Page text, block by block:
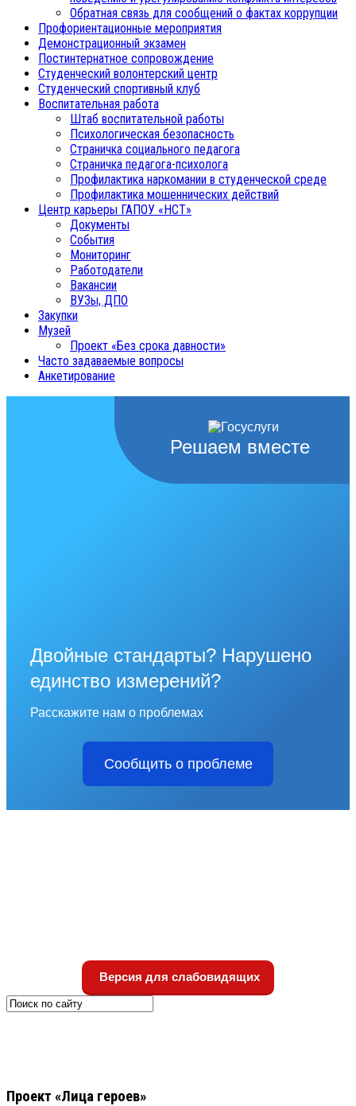
Обратная связь для сообщений о фактах коррупции
Профориентационные мероприятия
Демонстрационный экзамен
Постинтернатное сопровождение
Студенческий волонтерский центр
Студенческий спортивный клуб
Воспитательная работа
Штаб воспитательной работы
Психологическая безопасность
Страничка социального педагога
Страничка педагога-психолога
Профилактика наркомании в студенческой среде
Профилактика мошеннических действий
Центр карьеры ГАПОУ «НСТ»
Документы
События
Мониторинг
Работодатели
Вакансии
ВУЗы, ДПО
Закупки
Музей
Проект «Без срока давности»
Часто задаваемые вопросы
Анкетирование
Решаем вместе
Двойные стандарты? Нарушено
единство измерений?
Расскажите нам о проблемах
Сообщить о проблеме
Версия для слабовидящих
Проект «Лица героев»